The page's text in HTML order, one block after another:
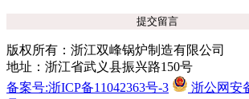
版权所有：浙江双峰锅炉制造有限公司
地址：浙江省武义县振兴路150号
备案号:浙ICP备11042363号-3
浙公网安